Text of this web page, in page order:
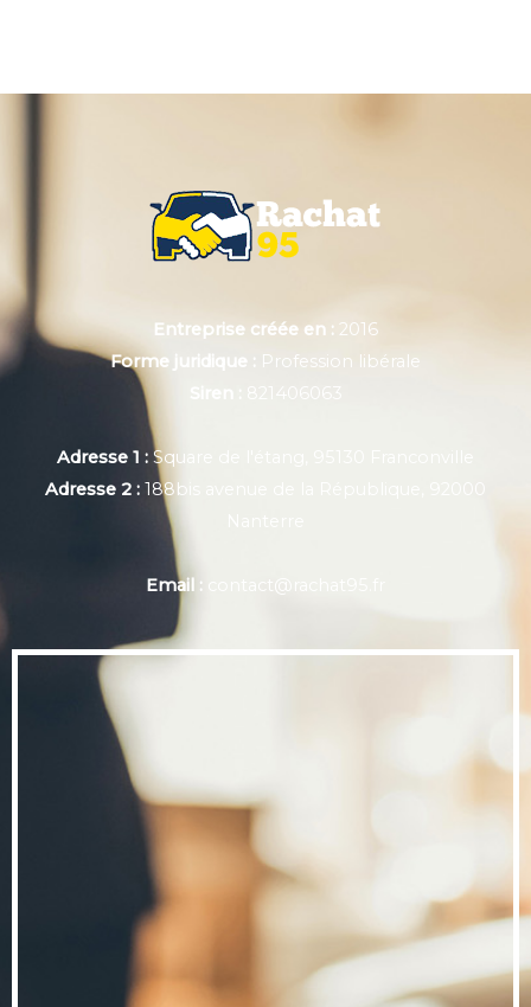
Entreprise créée en : 2016
Forme juridique : Profession libérale
821406063
Adresse 1 : Square de l'étang, 95130 Franconville
Adresse 2 : 188bis avenue de la République, 92000
Email : contact@rachat95.fr